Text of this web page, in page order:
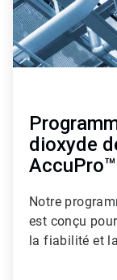
dioxyde
AccuPro™
Notre
est conçu
la fiabilité et